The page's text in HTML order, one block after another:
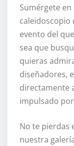
Sumérgete
caleidoscopio
evento del
sea que
quieras
diseñadores,
directamente
impulsado
No te pierdas
nuestra